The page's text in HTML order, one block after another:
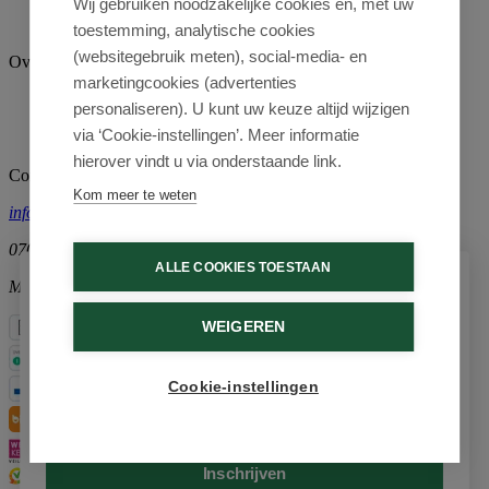
Fagron
Nutricia
Over ons
Bedrijfsgegevens
Blogs
Contact
info@medimart.nl
070-4271302
Ma-Vr 10:00-12:00
Wij gebruiken noodzakelijke cookies en, met uw
toestemming, analytische cookies
(websitegebruik meten), social-media- en
marketingcookies (advertenties
personaliseren). U kunt uw keuze altijd wijzigen
via ‘Cookie-instellingen’. Meer informatie
hierover vindt u via onderstaande link.
Kom meer te weten
ALLE COOKIES TOESTAAN
WEIGEREN
Cookie-instellingen
Schrijf je in voor onze nieuwsbrief
Ontvang als eerste de beste aanbiedingen en persoonlijk
advies
Inschrijven